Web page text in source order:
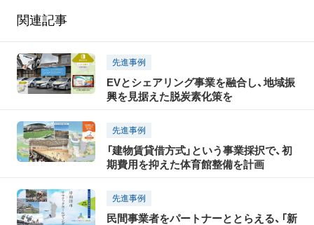
関連記事
先進事例
EVとシェアリング事業を融合し、地域振
興を見据えた脱炭素化策を
先進事例
「建物賃貸借方式」という事業採択で、初
期費用を抑えた体育館整備を計画
先進事例
民間事業者をパートナーととらえる、「新